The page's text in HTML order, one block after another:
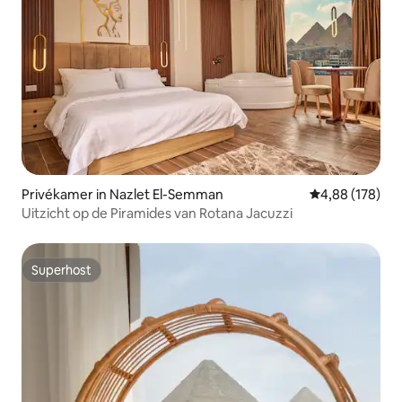
Privékamer in Nazlet El-Semman Gemiddelde
4,88 (178)
Uitzicht op de Piramides van Rotana Jacuzzi
Superhost
Superhost